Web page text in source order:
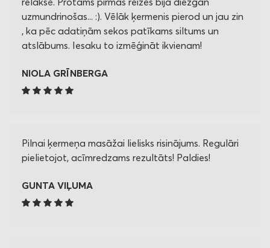
uzmundrinošas... :). Vēlāk ķermenis pierod un jau zin
, ka pēc adatiņām sekos patīkams siltums un
atslābums. Iesaku to izmēģināt ikvienam!
NIOLA GRĪNBERGA
Pilnai ķermeņa masāžai lielisks risinājums. Regulāri
pielietojot, acīmredzams rezultāts! Paldies!
GUNTA VIĻUMA